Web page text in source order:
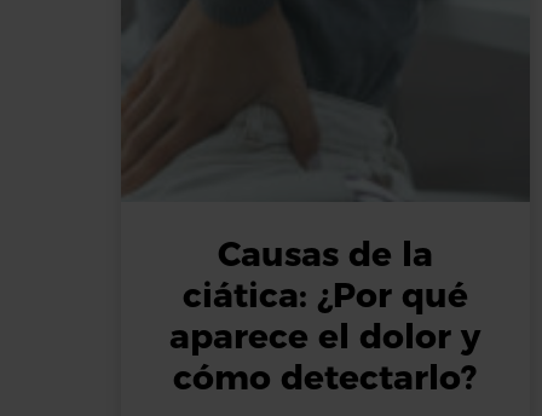
Causas de la
ciática: ¿Por qué
aparece el dolor y
cómo detectarlo?